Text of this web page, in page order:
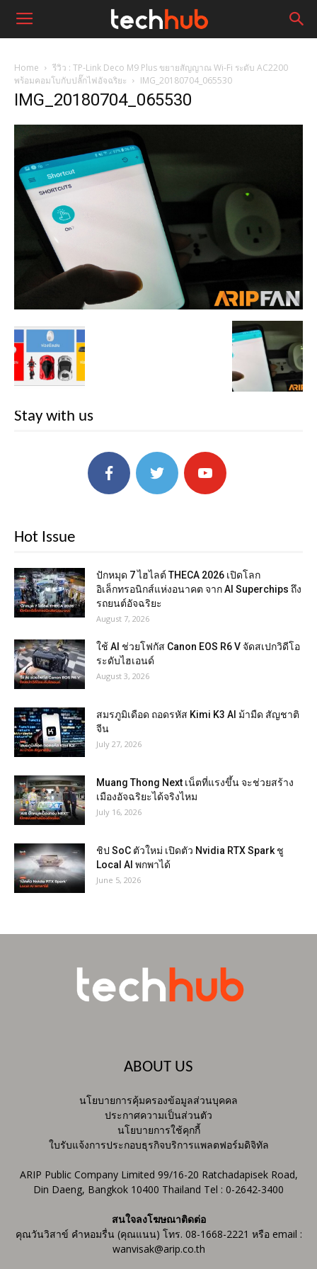
Home
รีวิว : TP-Link Deco M9 Plus ขยายสัญญาณ Wi-Fi ระดับ AC2200
พร้อมคอมโบกับปลั๊กไฟอัจฉริยะ
IMG_20180704_065530
IMG_20180704_065530
Stay with us
Hot Issue
ปักหมุด 7 ไฮไลต์ THECA 2026 เปิดโลก
อิเล็กทรอนิกส์แห่งอนาคต จาก AI Superchips ถึง
รถยนต์อัจฉริยะ
August 7, 2026
ใช้ AI ช่วยโฟกัส Canon EOS R6 V จัดสเปกวิดีโอ
ระดับไฮเอนด์
August 3, 2026
สมรภูมิเดือด ถอดรหัส Kimi K3 AI ม้ามืด สัญชาติ
จีน
July 27, 2026
Muang Thong Next เน็ตที่แรงขึ้น จะช่วยสร้าง
เมืองอัจฉริยะได้จริงไหม
July 16, 2026
ชิป SoC ตัวใหม่ เปิดตัว Nvidia RTX Spark ชู
Local AI พกพาได้
June 5, 2026
ABOUT US
นโยบายการคุ้มครองข้อมูลส่วนบุคคล
ประกาศความเป็นส่วนตัว
นโยบายการใช้คุกกี้
ใบรับแจ้งการประกอบธุรกิจบริการแพลตฟอร์มดิจิทัล
ARIP Public Company Limited 99/16-20 Ratchadapisek Road,
Din Daeng, Bangkok 10400 Thailand Tel : 0-2642-3400
สนใจลงโฆษณาติดต่อ
คุณวันวิสาข์ คำหอมรื่น (คุณแนน) โทร. 08-1668-2221 หรือ email :
wanvisak@arip.co.th